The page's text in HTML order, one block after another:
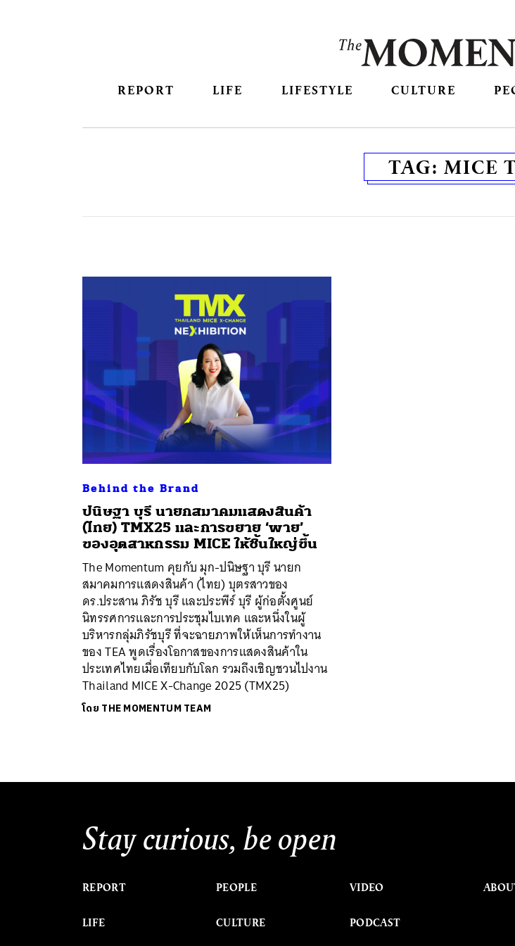
REPORT LIFE LIFESTYLE CULTURE
TAG: MICE
Behind the Brand
ปนิษฐา บุรี นายกสมาคมแสดงสินค้า
(ไทย) TMX25 และการขยาย ‘พาย’
ของอุตสาหกรรม MICE ให้ชิ้นใหญ่ขึ้น
The Momentum คุยกับ มุก-ปนิษฐา บุรี นายก
สมาคมการแสดงสินค้า (ไทย) บุตรสาวของ
ดร.ประสาน ภิรัช บุรี และประพีร์ บุรี ผู้ก่อตั้งศูนย์
นิทรรศการและการประชุมไบเทค และหนึ่งในผู้
บริหารกลุ่มภิรัชบุรี ที่จะฉายภาพให้เห็นการทำงาน
ของ TEA พูดเรื่องโอกาสของการแสดงสินค้าใน
ประเทศไทยเมื่อเทียบกับโลก รวมถึงเชิญชวนไปงาน
Thailand MICE X-Change 2025 (TMX25)
โดย THE MOMENTUM TEAM
Stay curious, be open
REPORT
LIFE
PEOPLE
CULTURE
VIDEO
PODCAST